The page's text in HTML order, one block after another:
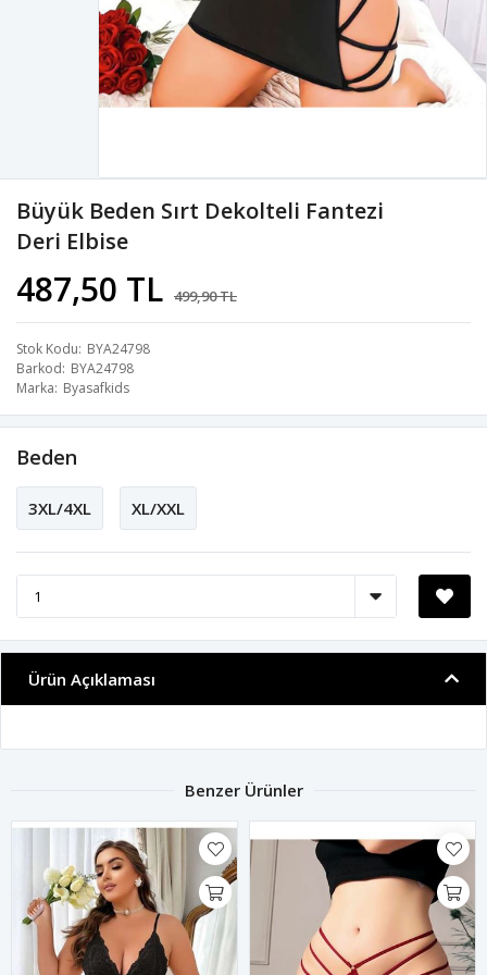
Büyük Beden Sırt Dekolteli Fantezi
Deri Elbise
487,50 TL 499,90 TL
Stok Kodu BYA24798
Barkod BYA24798
Marka Byasafkids
Beden
3XL/4XL XL/XXL
Ürün Açıklaması
Benzer Ürünler